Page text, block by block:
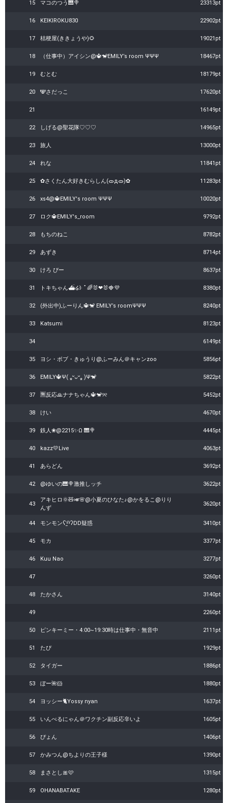
15 マコのつう🎹🍭 23313pt
16 KEIKIROKU830 22902pt
17 桔梗屋(ききょうや)🌻 19021pt
18 （仕事中）アイシン@🔱🐒EMILY’s room ΨΨΨ 18467pt
19 むとむ 18179pt
20 🕎さだっこ 17620pt
21 16149pt
22 しげる@聖花隊♡♡♡ 14965pt
23 旅人 13000pt
24 れな 11841pt
25 ✿さくたん大好きむらしん(ᯣдᯣ)✿ 11283pt
26 xs4@🔱EMILY's room ΨΨΨ 10020pt
27 ロク🔱EMILY's_room 9792pt
28 もちのねこ 8782pt
29 あずき 8714pt
30 けろ ぴー 8637pt
31 トキちゃん⛴໒꒱· ﾟ🌈🐰❤🐰🍓💜‪ 8380pt
32 (外出中)ふーりん🔱🐒 EMILY’s roomΨΨΨ 8240pt
33 Katsumi 8123pt
34 6149pt
35 ヨシ・ボブ・きゅうり@ふーみん＠キャンzoo 5856pt
36 EMILY🔱Ψ( ⁎ᵕᴗᵕ⁎ )Ψ🐒 5822pt
37 🈚️反応🙏ナナちゃん🔱🐒୨୧ 5452pt
38 けい 4670pt
39 鉄人❀@2215✨Ω 🎹🍭 4445pt
40 kazz💛Live 4063pt
41 あらどん 3692pt
42 @ゆいの🎹🍭激推しッチ 3622pt
43
アキヒロ🌞🧸🎺🌸@小夏のひなた♪@かをるこ@りり
んず
3620pt
44 モンモンʕ•̫͡•ʔDD疑惑 3410pt
45 モカ 3377pt
46 Kuu Nao 3277pt
47 3260pt
48 たかさん 3140pt
49 2260pt
50 ピンキーミー・4:00~19:30時は仕事中・無音中 2111pt
51 たぴ 1929pt
52 タイガー 1886pt
53 ぼー🌺‪🐹 1880pt
54 ヨッシー🐈Yossy nyan 1637pt
55 いんべるにゃん＠ワクチン副反応辛いよ 1605pt
56 ぴょん 1406pt
57 かみつん@ちよりの王子様 1390pt
58 まさとし🎀🩷 1315pt
59 OHANABATAKE 1280pt